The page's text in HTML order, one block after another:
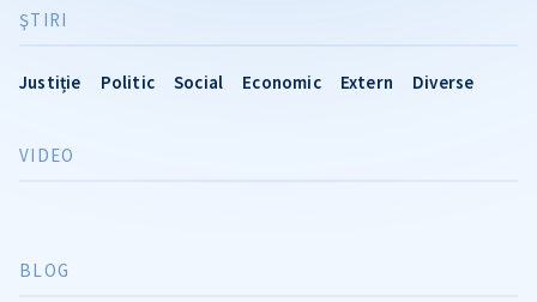
ŞTIRI
Justiție Politic Social Economic Extern Diverse
VIDEO
BLOG